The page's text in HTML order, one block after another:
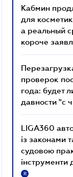
Кабмин
для
а реальный
короче
проверок
года: будет
давности "с
LIGA360
із законами
судовою
інструменти
R